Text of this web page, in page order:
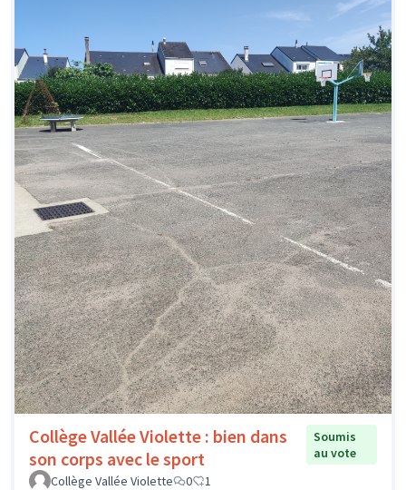
Collège Vallée Violette : bien dans
son corps avec le sport
Soumis
au vote
Collège Vallée Violette
0 1